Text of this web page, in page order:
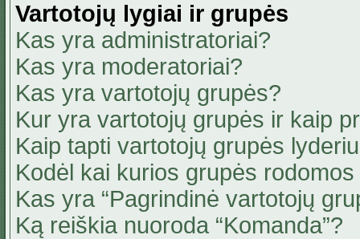
Vartotojų lygiai ir grupės
Kas yra administratoriai?
Kas yra moderatoriai?
Kas yra vartotojų grupės?
Kur yra vartotojų grupės ir kaip
Kaip tapti vartotojų grupės
Kodėl kai kurios grupės
Kas yra “Pagrindinė vartotojų
Ką reiškia nuoroda “Komanda”?